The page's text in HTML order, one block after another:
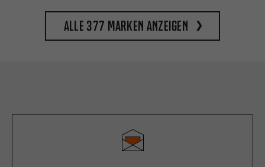
Alle 377 Marken anzeigen